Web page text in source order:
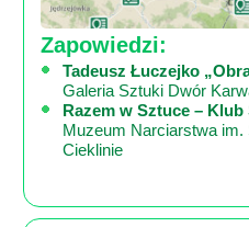
Zapowiedzi:
Tadeusz Łuczejko
Galeria Sztuki Dwór
Razem w Sztuce –
Muzeum Narciarstwa im.
Cieklinie